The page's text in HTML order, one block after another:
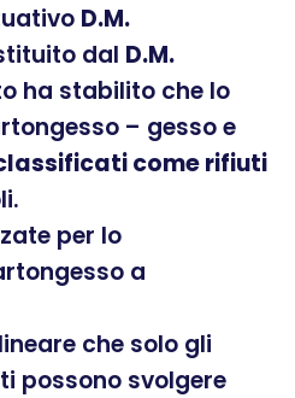
D.M.
dal D.M.
ha stabilito che lo
– gesso e
come rifiuti
per lo
a
che solo gli
possono svolgere